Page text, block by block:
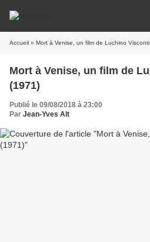
Accueil » Mort à Venise, un film de Luchino
Mort à Venise, un film de
(1971)
Publié le 09/08/2018 à 23:00
Par Jean-Yves Alt